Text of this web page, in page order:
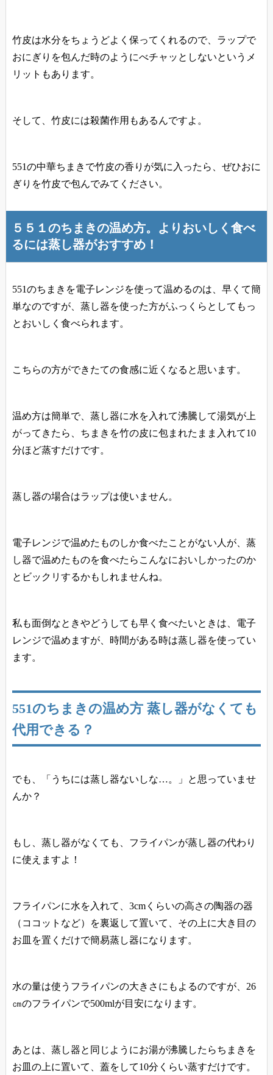
竹皮は水分をちょうどよく保ってくれるので、ラップで
おにぎりを包んだ時のようにべチャッとしないというメ
リットもあります。
そして、竹皮には殺菌作用もあるんですよ。
551の中華ちまきで竹皮の香りが気に入ったら、ぜひおに
ぎりを竹皮で包んでみてください。
５５１のちまきの温め方。よりおいしく食べ
るには蒸し器がおすすめ！
551のちまきを電子レンジを使って温めるのは、早くて簡
単なのですが、 蒸し器を使った方がふっくらとしてもっ
とおいしく食べられます。
こちらの方ができたての食感に近くなると思います。
温め方は簡単で、蒸し器に水を入れて沸騰して湯気が上
がってきたら、ちまきを竹の皮に包まれたまま入れて10
分ほど蒸すだけです。
蒸し器の場合はラップは使いません。
電子レンジで温めたものしか食べたことがない人が、蒸
し器で温めたものを食べたらこんなにおいしかったのか
とビックリするかもしれませんね。
私も面倒なときやどうしても早く食べたいときは、電子
レンジで温めますが、時間がある時は蒸し器を使ってい
ます。
551のちまきの温め方 蒸し器がなくても
代用できる？
でも、「うちには蒸し器ないしな…。」と思っていませ
んか？
もし、 蒸し器がなくても、フライパンが蒸し器の代わり
に使えますよ ！
フライパンに水を入れて、3cmくらいの高さの陶器の器
（ココットなど）を裏返して置いて、その上に大き目の
お皿を置くだけで簡易蒸し器になります。
水の量は使うフライパンの大きさにもよるのですが、26
㎝のフライパンで500mlが目安になります。
あとは、蒸し器と同じようにお湯が沸騰したらちまきを
お皿の上に置いて、蓋をして10分くらい蒸すだけです。